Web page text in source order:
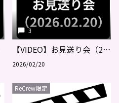
3
【VIDEO】お見送り会（2026.02.20）
2026/02/20
ReCrew限定